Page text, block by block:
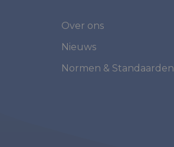
Over ons
Nieuws
Normen & Standaarden